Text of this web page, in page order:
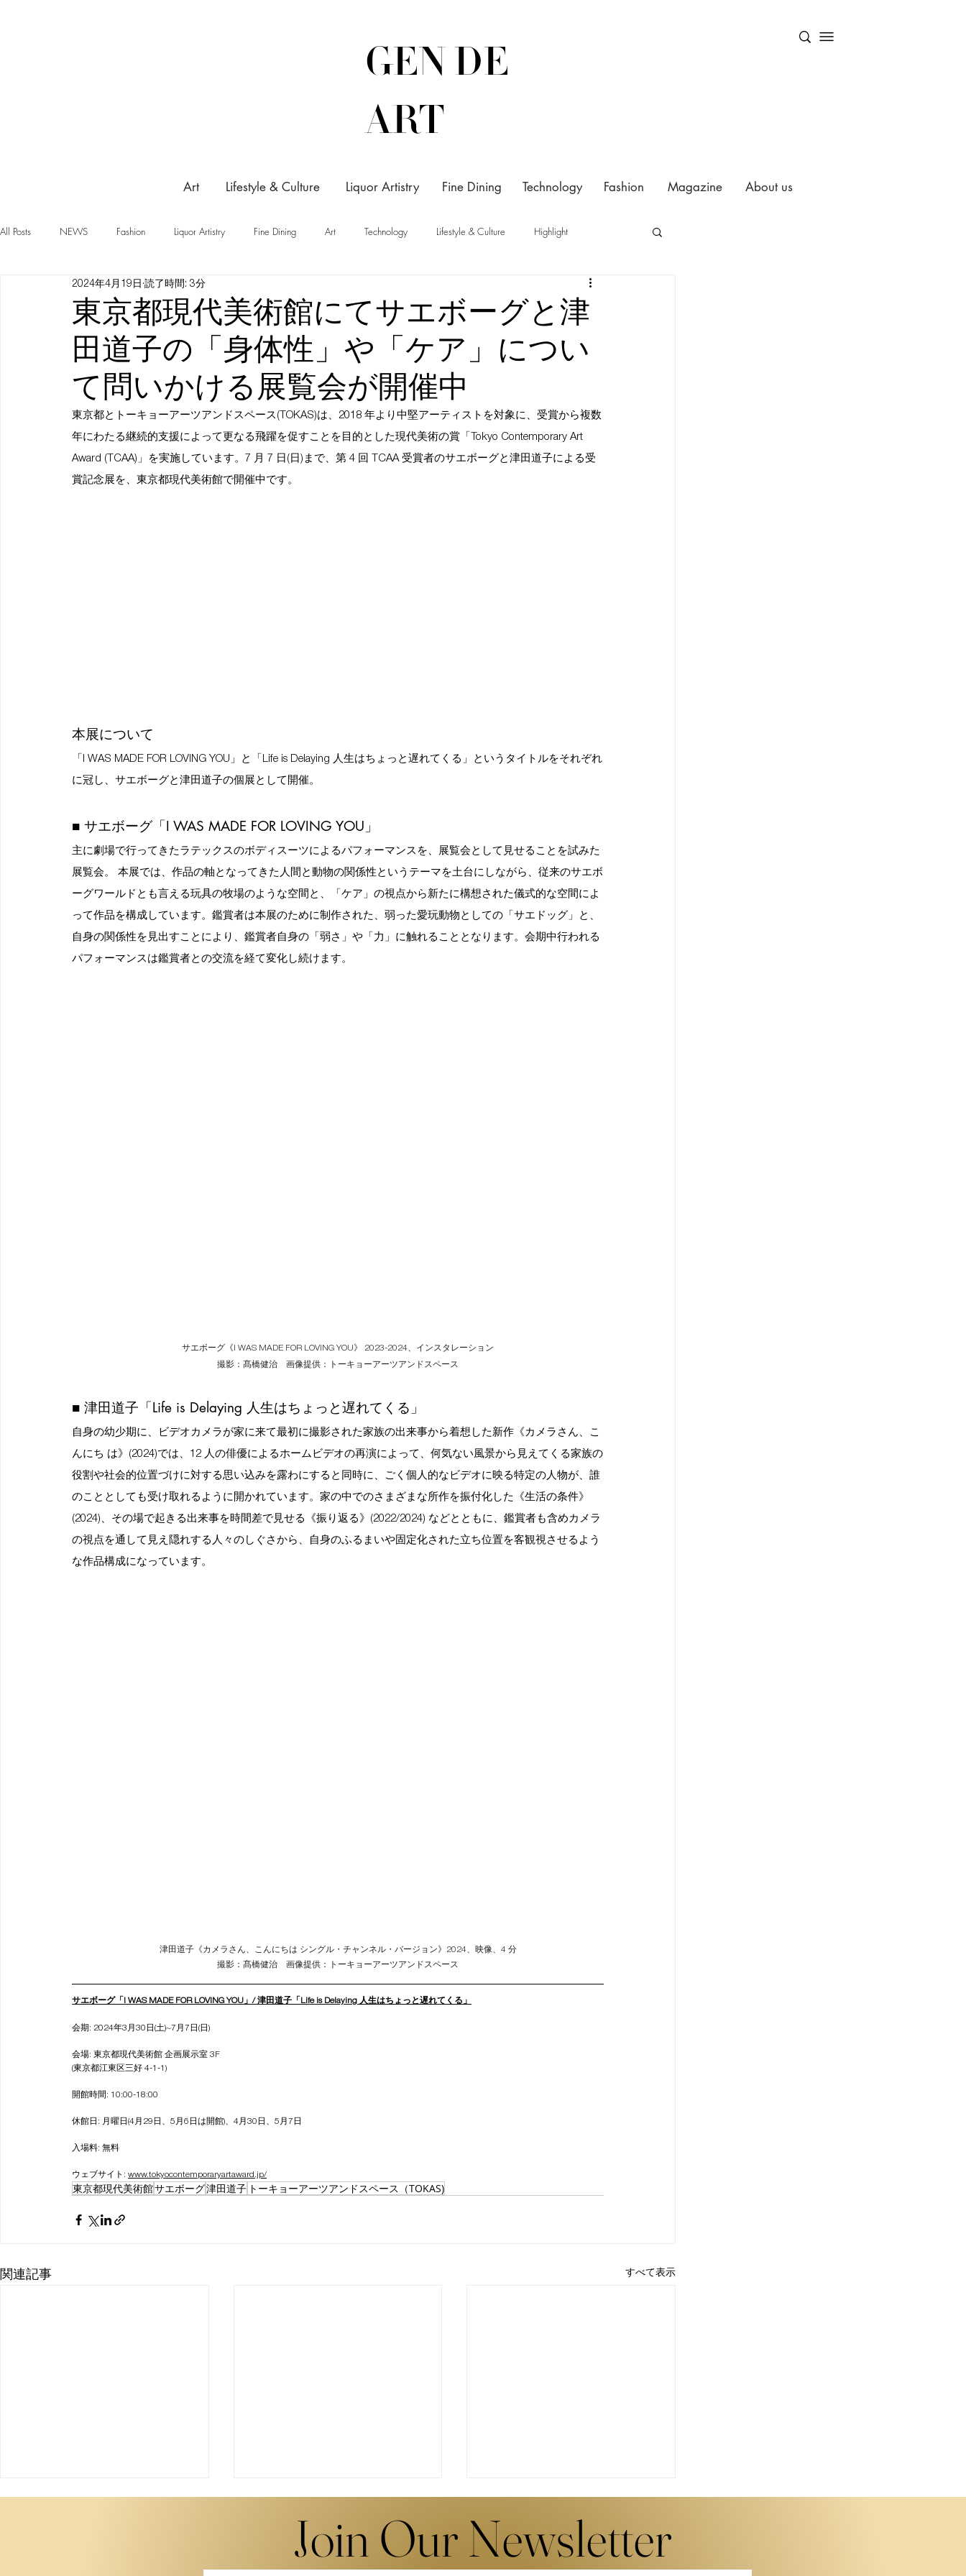
GEN DE
ART
Art Lifestyle & Culture Liquor Artistry Fine Dining Technology Fashion Magazine About us
All Posts NEWS Fashion Liquor Artistry Fine Dining Art Technology Lifestyle & Culture Highlight
東京都現代美術館にてサエボーグと津
田道子の「身体性」や「ケア」につい
て問いかける展覧会が開催中
2024年4月19日 読了時間: 3分
東京都とトーキョーアーツアンドスペース(TOKAS)は、2018 年より中堅アーティストを対象に、受賞から複数
年にわたる継続的支援によって更なる飛躍を促すことを目的とした現代美術の賞「Tokyo Contemporary Art
Award (TCAA)」を実施しています。7 月 7 日(日)まで、第 4 回 TCAA 受賞者のサエボーグと津田道子による受
賞記念展を、東京都現代美術館で開催中です。
本展について
「I WAS MADE FOR LOVING YOU」と「Life is Delaying 人生はちょっと遅れてくる」というタイトルをそれぞれ
に冠し、サエボーグと津田道子の個展として開催。
■ サエボーグ「I WAS MADE FOR LOVING YOU」
主に劇場で行ってきたラテックスのボディスーツによるパフォーマンスを、展覧会として見せることを試みた
展覧会。 本展では、作品の軸となってきた人間と動物の関係性というテーマを土台にしながら、従来のサエボ
ーグワールドとも言える玩具の牧場のような空間と、「ケア」の視点から新たに構想された儀式的な空間によ
って作品を構成しています。鑑賞者は本展のために制作された、弱った愛玩動物としての「サエドッグ」と、
自身の関係性を見出すことにより、鑑賞者自身の「弱さ」や「力」に触れることとなります。会期中行われる
パフォーマンスは鑑賞者との交流を経て変化し続けます。
サエボーグ《I WAS MADE FOR LOVING YOU》 2023-2024、インスタレーション
撮影：髙橋健治　画像提供：トーキョーアーツアンドスペース
■ 津田道子「Life is Delaying 人生はちょっと遅れてくる」
自身の幼少期に、ビデオカメラが家に来て最初に撮影された家族の出来事から着想した新作《カメラさん、こ
んにち は》(2024)では、12 人の俳優によるホームビデオの再演によって、何気ない風景から見えてくる家族の
役割や社会的位置づけに対する思い込みを露わにすると同時に、ごく個人的なビデオに映る特定の人物が、誰
のこととしても受け取れるように開かれています。家の中でのさまざまな所作を振付化した《生活の条件》
(2024)、その場で起きる出来事を時間差で見せる《振り返る》(2022/2024) などとともに、鑑賞者も含めカメラ
の視点を通して見え隠れする人々のしぐさから、自身のふるまいや固定化された立ち位置を客観視させるよう
な作品構成になっています。
津田道子《カメラさん、こんにちは シングル・チャンネル・バージョン》2024、映像、4 分
撮影：髙橋健治　画像提供：トーキョーアーツアンドスペース
サエボーグ「I WAS MADE FOR LOVING YOU」/ 津田道子「Life is Delaying 人生はちょっと遅れてくる」
会期: 2024年3月30日(土)~7月7日(日)
会場: 東京都現代美術館 企画展示室 3F
(東京都江東区三好 4-1-1)
開館時間: 10:00-18:00
休館日: 月曜日(4月29日、5月6日は開館)、4月30日、5月7日
入場料: 無料
ウェブサイト: www.tokyocontemporaryartaward.jp/
東京都現代美術館サエボーグ津田道子 トーキョーアーツアンドスペース（TOKAS)
関連記事 すべて表示
Join Our Newsletter